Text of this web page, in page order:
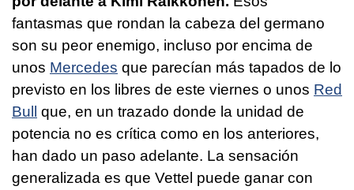
fantasmas que rondan la cabeza del germano
son su peor enemigo, incluso por encima de
unos Mercedes que parecían más tapados de lo
previsto en los libres de este viernes o unos Red
Bull que, en un trazado donde la unidad de
potencia no es crítica como en los anteriores,
han dado un paso adelante. La sensación
generalizada es que Vettel puede ganar con